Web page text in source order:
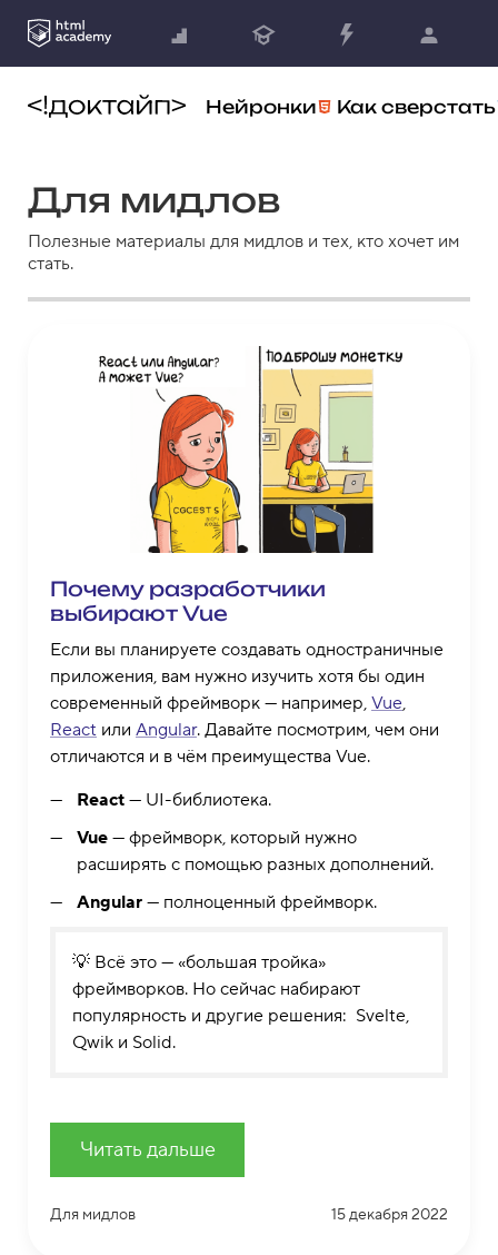
Нейронки Как сверстать
Для мидлов
Полезные материалы для мидлов и тех, кто хочет им
стать.
Почему разработчики
выбирают Vue
Если вы планируете создавать одностраничные
приложения, вам нужно изучить хотя бы один
современный фреймворк — например, Vue,
React или Angular. Давайте посмотрим, чем они
отличаются и в чём преимущества Vue.
React — UI-библиотека.
Vue — фреймворк, который нужно
расширять с помощью разных дополнений.
Angular — полноценный фреймворк.
💡 Всё это — «большая тройка»
фреймворков. Но сейчас набирают
популярность и другие решения: Svelte,
Qwik и Solid.
Читать дальше
Для мидлов 15 декабря 2022